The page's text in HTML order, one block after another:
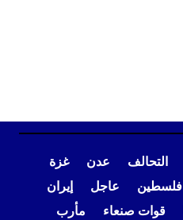
التحالف عدن
غزة
فلسطين عاجل
إيران
قوات صنعاء
مأرب